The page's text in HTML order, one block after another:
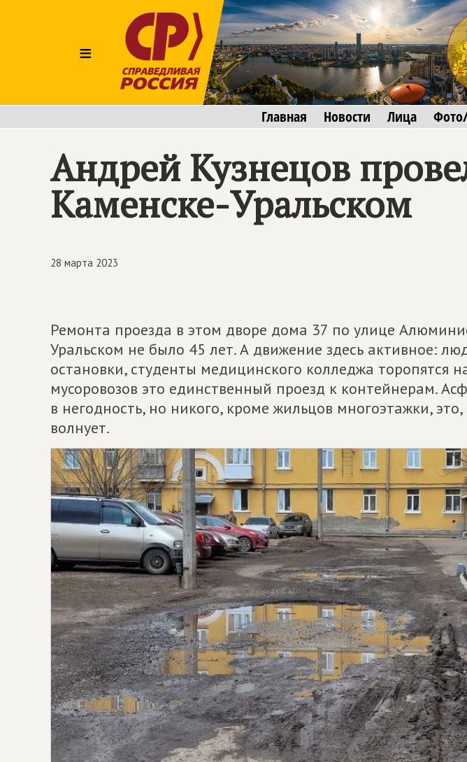
≡
Главная Новости Лица
Андрей Кузнецов
Каменске-Уральском
28 марта 2023
Ремонта проезда в этом дворе дома 37 по улице
Уральском не было 45 лет. А движение здесь активное:
остановки, студенты медицинского колледжа торопятся
мусоровозов это единственный проезд к контейнерам.
в негодность, но никого, кроме жильцов многоэтажки,
волнует.